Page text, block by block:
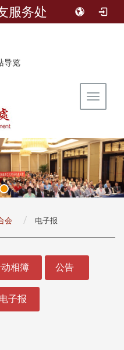
服务处
导览
Toggle
会 电子报
相簿 公告
电子报